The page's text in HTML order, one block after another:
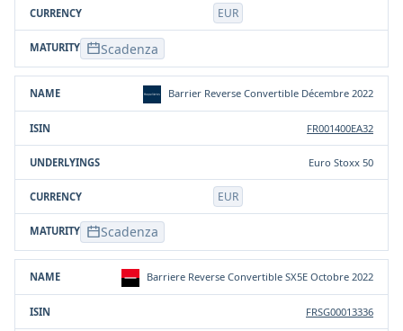
EUR
Scadenza
Barrier Reverse Convertible Décembre 2022
FR001400EA32
Euro Stoxx 50
EUR
Scadenza
Barriere Reverse Convertible SX5E Octobre 2022
FRSG00013336